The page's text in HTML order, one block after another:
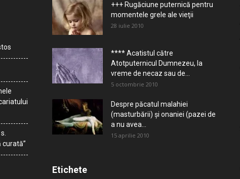
curată”
+++ Rugăciune puternică pentru
momentele grele ale vieţii
28 iulie 2010
**** Acatistul către
Atotputernicul Dumnezeu, la
vreme de necaz sau de...
5 octombrie 2010
Despre păcatul malahiei
(masturbării) şi onaniei (pazei de
a nu avea...
15 aprilie 2010
Etichete